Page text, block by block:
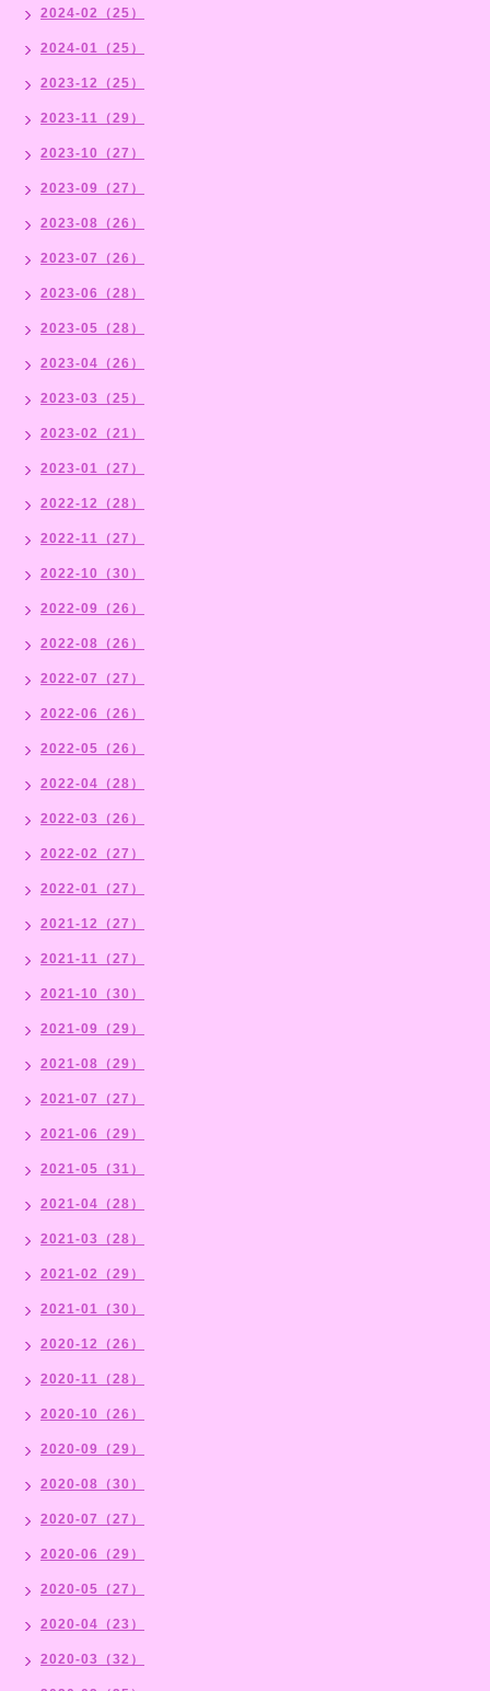
2024-02（25）
2024-01（25）
2023-12（25）
2023-11（29）
2023-10（27）
2023-09（27）
2023-08（26）
2023-07（26）
2023-06（28）
2023-05（28）
2023-04（26）
2023-03（25）
2023-02（21）
2023-01（27）
2022-12（28）
2022-11（27）
2022-10（30）
2022-09（26）
2022-08（26）
2022-07（27）
2022-06（26）
2022-05（26）
2022-04（28）
2022-03（26）
2022-02（27）
2022-01（27）
2021-12（27）
2021-11（27）
2021-10（30）
2021-09（29）
2021-08（29）
2021-07（27）
2021-06（29）
2021-05（31）
2021-04（28）
2021-03（28）
2021-02（29）
2021-01（30）
2020-12（26）
2020-11（28）
2020-10（26）
2020-09（29）
2020-08（30）
2020-07（27）
2020-06（29）
2020-05（27）
2020-04（23）
2020-03（32）